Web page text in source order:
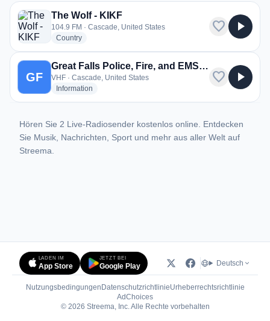
2 Radiosender aus Cascade
The Wolf - KIKF
104.9 FM · Cascade, United States
Countryradio stations
favorite play_arrow
GF
Great Falls Police, Fire, and EMS Dispatch and Cascade County Sheriff and Fire
VHF · Cascade, United States
Information
favorite play_arrow
Hören Sie 2 Live-Radiosender kostenlos online. Entdecken
Sie Musik, Nachrichten, Sport und mehr aus aller Welt auf
Streema.
LADEN IM
App Store
JETZT BEI
Google Play Deutsch
Nutzungsbedingungen DatenschutzrichtlinieUrheberrechtsrichtlinie
AdChoices(öffnet in neuem Tab)
© 2026 Streema, Inc. Alle Rechte vorbehalten